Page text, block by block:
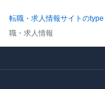
転職・求人情報サイトのtype
職・求人情報